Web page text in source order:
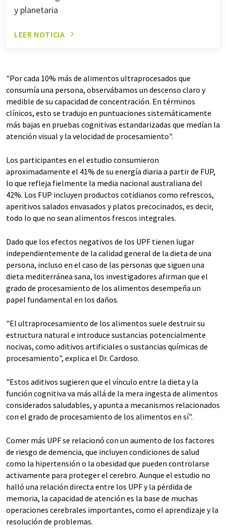
y planetaria
LEER NOTICIA
"Por cada 10% más de alimentos ultraprocesados que
consumía una persona, observábamos un descenso claro y
medible de su capacidad de concentración. En términos
clínicos, esto se tradujo en puntuaciones sistemáticamente
más bajas en pruebas cognitivas estandarizadas que medían la
atención visual y la velocidad de procesamiento".
Los participantes en el estudio consumieron
aproximadamente el 41% de su energía diaria a partir de FUP,
lo que refleja fielmente la media nacional australiana del
42%. Los FUP incluyen productos cotidianos como refrescos,
aperitivos salados envasados y platos precocinados, es decir,
todo lo que no sean alimentos frescos integrales.
Dado que los efectos negativos de los UPF tienen lugar
independientemente de la calidad general de la dieta de una
persona, incluso en el caso de las personas que siguen una
dieta mediterránea sana, los investigadores afirman que el
grado de procesamiento de los alimentos desempeña un
papel fundamental en los daños.
"El ultraprocesamiento de los alimentos suele destruir su
estructura natural e introduce sustancias potencialmente
nocivas, como aditivos artificiales o sustancias químicas de
procesamiento", explica el Dr. Cardoso.
"Estos aditivos sugieren que el vínculo entre la dieta y la
función cognitiva va más allá de la mera ingesta de alimentos
considerados saludables, y apunta a mecanismos relacionados
con el grado de procesamiento de los alimentos en sí".
Comer más UPF se relacionó con un aumento de los factores
de riesgo de demencia, que incluyen condiciones de salud
como la hipertensión o la obesidad que pueden controlarse
activamente para proteger el cerebro. Aunque el estudio no
halló una relación directa entre los UPF y la pérdida de
memoria, la capacidad de atención es la base de muchas
operaciones cerebrales importantes, como el aprendizaje y la
resolución de problemas.